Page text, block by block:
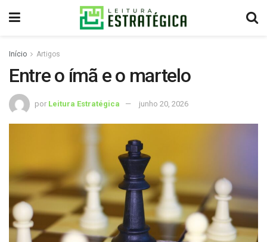
Início Artigos
Entre o ímã e o martelo
por Leitura Estratégica junho 20, 2026